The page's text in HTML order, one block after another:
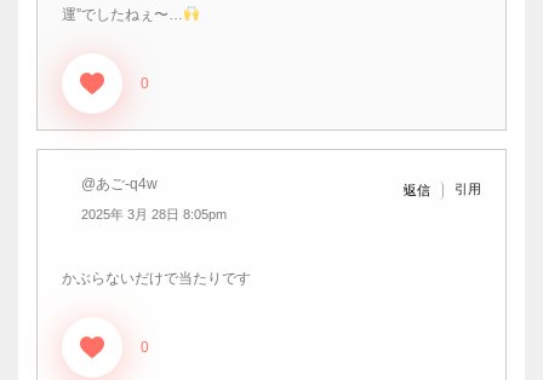
運”でしたねぇ〜…
0
@あご-q4w
2025年 3月 28日 8:05pm
返信 引用
かぶらないだけで当たりです
0